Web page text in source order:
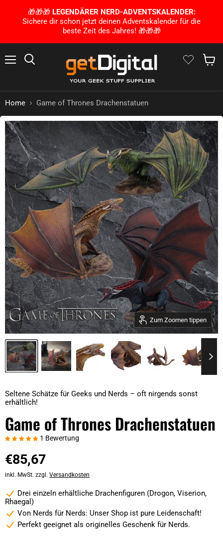
🎁🎁🎁 LEGENDÄRER NERD-ADVENTSKALENDER:
Sichere dir schon jetzt deinen Adventskalender für die
beste Zeit des Jahres! 🎁🎁🎁
Home Game of Thrones Drachenstatuen
Zum Zoomen tippen
Seltene Schätze für Geeks und Nerds – oft nirgends sonst
erhältlich!
Game of Thrones Drachenstatuen
1 Bewertung
Aktueller Preis
€85,67
inkl. MwSt. zzgl. Versandkosten
Drei einzeln erhältliche Drachenfiguren (Drogon, Viserion,
Rhaegal)
Von Nerds für Nerds: Unser Shop ist pure Leidenschaft!
Perfekt geeignet als originelles Geschenk für Nerds.